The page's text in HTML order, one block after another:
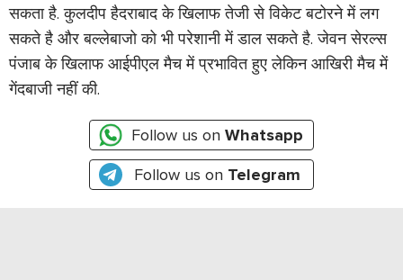
सकता है. कुलदीप हैदराबाद के खिलाफ तेजी से विकेट बटोरने में लग
सकते है और बल्लेबाजो को भी परेशानी में डाल सकते है. जेवन सेरल्स
पंजाब के खिलाफ आईपीएल मैच में प्रभावित हुए लेकिन आखिरी मैच में
गेंदबाजी नहीं की.
Follow us on Whatsapp
Follow us on Telegram